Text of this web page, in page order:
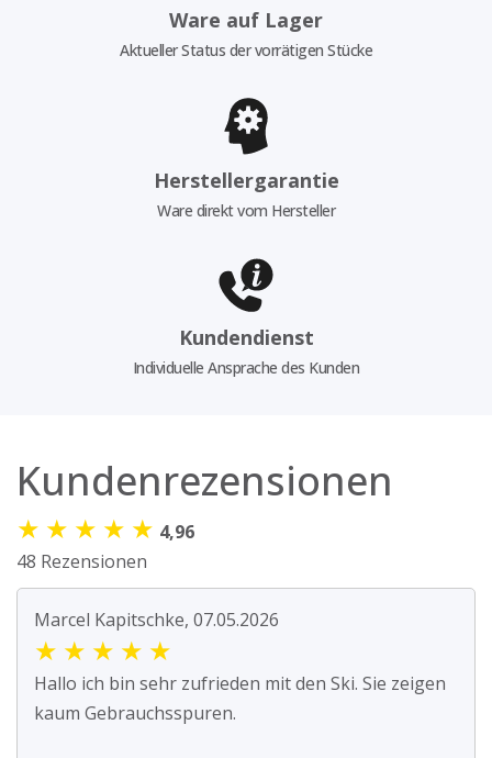
Ware auf Lager
Aktueller Status der vorrätigen Stücke
Herstellergarantie
Ware direkt vom Hersteller
Kundendienst
Individuelle Ansprache des Kunden
Kundenrezensionen
★ ★ ★ ★ ★ 4,96
48 Rezensionen
Marcel Kapitschke, 07.05.2026
★ ★ ★ ★ ★
Hallo ich bin sehr zufrieden mit den Ski. Sie zeigen
kaum Gebrauchsspuren.